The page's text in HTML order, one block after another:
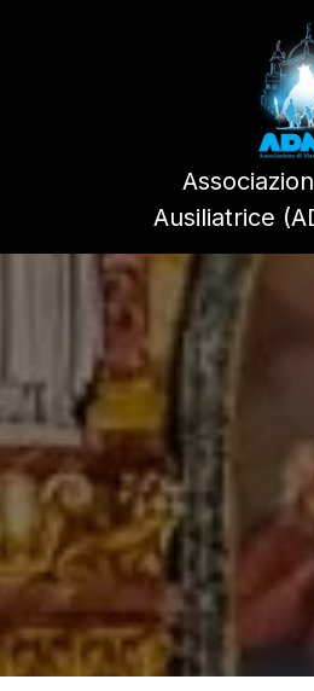
Ausiliatrice